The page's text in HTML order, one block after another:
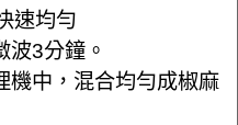
速均勻
波3分鐘。
機中，混合均勻成椒麻